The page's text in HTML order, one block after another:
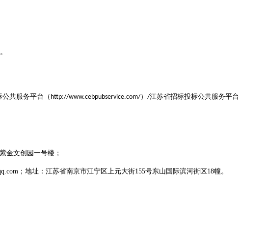
。
公共服务平台（http://www.cebpubservice.com/） /江苏省招标投标公共服务平台
金文创园一号楼；
；地址： 江苏省南京市江宁区上元大街155号东山国际滨河街区 18幢。